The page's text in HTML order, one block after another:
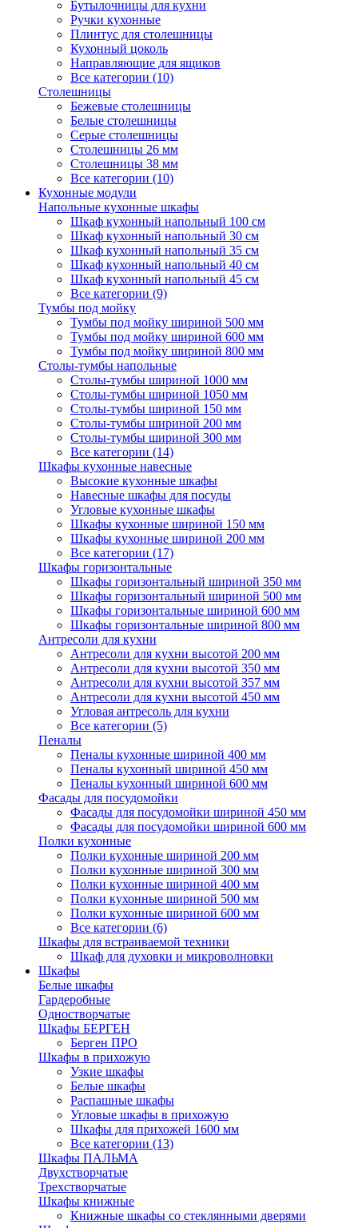
Бутылочницы для кухни
Ручки кухонные
Плинтус для столешницы
Кухонный цоколь
Направляющие для ящиков
Все категории (10)
Столешницы
Бежевые столешницы
Белые столешницы
Серые столешницы
Столешницы 26 мм
Столешницы 38 мм
Все категории (10)
Кухонные модули
Напольные кухонные шкафы
Шкаф кухонный напольный 100 см
Шкаф кухонный напольный 30 см
Шкаф кухонный напольный 35 см
Шкаф кухонный напольный 40 см
Шкаф кухонный напольный 45 см
Все категории (9)
Тумбы под мойку
Тумбы под мойку шириной 500 мм
Тумбы под мойку шириной 600 мм
Тумбы под мойку шириной 800 мм
Столы-тумбы напольные
Столы-тумбы шириной 1000 мм
Столы-тумбы шириной 1050 мм
Столы-тумбы шириной 150 мм
Столы-тумбы шириной 200 мм
Столы-тумбы шириной 300 мм
Все категории (14)
Шкафы кухонные навесные
Высокие кухонные шкафы
Навесные шкафы для посуды
Угловые кухонные шкафы
Шкафы кухонные шириной 150 мм
Шкафы кухонные шириной 200 мм
Все категории (17)
Шкафы горизонтальные
Шкафы горизонтальный шириной 350 мм
Шкафы горизонтальный шириной 500 мм
Шкафы горизонтальные шириной 600 мм
Шкафы горизонтальные шириной 800 мм
Антресоли для кухни
Антресоли для кухни высотой 200 мм
Антресоли для кухни высотой 350 мм
Антресоли для кухни высотой 357 мм
Антресоли для кухни высотой 450 мм
Угловая антресоль для кухни
Все категории (5)
Пеналы
Пеналы кухонные шириной 400 мм
Пеналы кухонный шириной 450 мм
Пеналы кухонный шириной 600 мм
Фасады для посудомойки
Фасады для посудомойки шириной 450 мм
Фасады для посудомойки шириной 600 мм
Полки кухонные
Полки кухонные шириной 200 мм
Полки кухонные шириной 300 мм
Полки кухонные шириной 400 мм
Полки кухонные шириной 500 мм
Полки кухонные шириной 600 мм
Все категории (6)
Шкафы для встраиваемой техники
Шкаф для духовки и микроволновки
Шкафы
Белые шкафы
Гардеробные
Одностворчатые
Шкафы БЕРГЕН
Берген ПРО
Шкафы в прихожую
Узкие шкафы
Белые шкафы
Распашные шкафы
Угловые шкафы в прихожую
Шкафы для прихожей 1600 мм
Все категории (13)
Шкафы ПАЛЬМА
Двухстворчатые
Трехстворчатые
Шкафы книжные
Книжные шкафы со стеклянными дверями